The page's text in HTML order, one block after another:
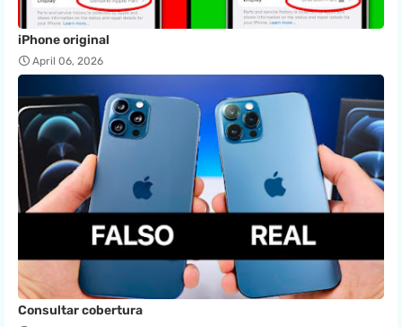
iPhone original
April 06, 2026
Consultar cobertura